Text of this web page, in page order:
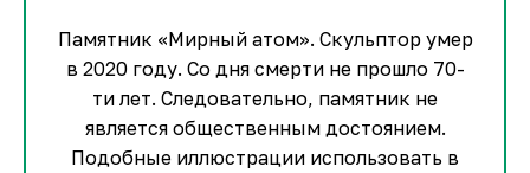
Памятник «Мирный атом». Скульптор умер
в 2020 году. Со дня смерти не прошло 70-
ти лет. Следовательно, памятник не
является общественным достоянием.
Подобные иллюстрации использовать в